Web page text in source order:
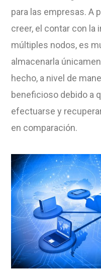
para las empresas. A
creer, el contar con la
múltiples nodos, es
almacenarla
hecho, a nivel de
beneficioso debido a
efectuarse y
en comparación.